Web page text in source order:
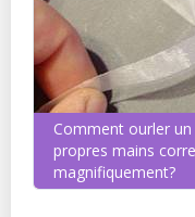
Comment ourler
propres mains
magnifiquement?